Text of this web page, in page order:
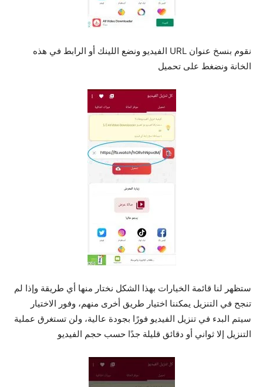
نقوم بنسخ عنوان URL الفيديو ونضع اللينك أو الرابط في هذه
الخانة ونضغط على تحميل
ستظهر لنا قائمة الخيارات بهذا الشكل نختار منها أي طريقة وإذا لم
تنجح في التنزيل يمكننا اختيار طريق أخرى منهم، وفور الاختيار
سيتم البدء في تنزيل الفيديو فورًا بجودة عالية، ولن تستغرق عملية
التنزيل إلا ثواني أو دقائق قليلة جدًا حسب حجم الفيديو